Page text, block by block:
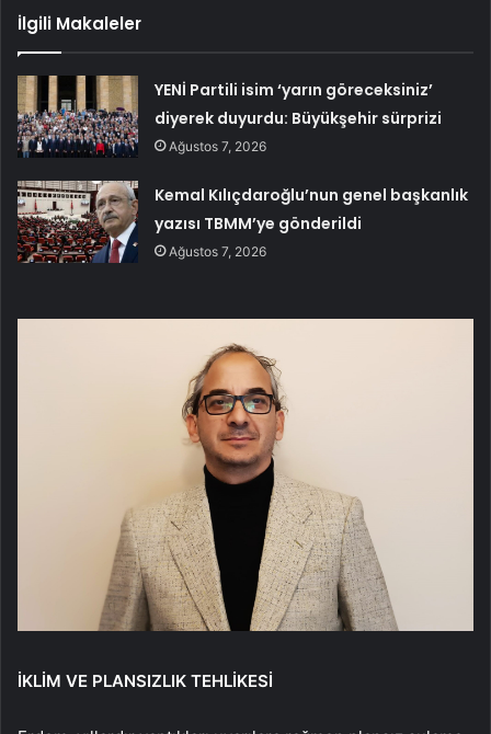
İlgili Makaleler
YENİ Partili isim ‘yarın göreceksiniz’
diyerek duyurdu: Büyükşehir sürprizi
Ağustos 7, 2026
Kemal Kılıçdaroğlu’nun genel başkanlık
yazısı TBMM’ye gönderildi
Ağustos 7, 2026
İKLİM VE PLANSIZLIK TEHLİKESİ